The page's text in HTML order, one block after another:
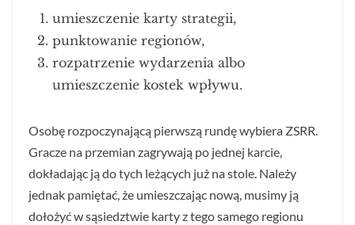
umieszczenie karty strategii,
punktowanie regionów,
rozpatrzenie wydarzenia albo
umieszczenie kostek wpływu.
Osobę rozpoczynającą pierwszą rundę wybiera ZSRR.
Gracze na przemian zagrywają po jednej karcie,
dokładając ją do tych leżących już na stole. Należy
jednak pamiętać, że umieszczając nową, musimy ją
dołożyć w sąsiedztwie karty z tego samego regionu